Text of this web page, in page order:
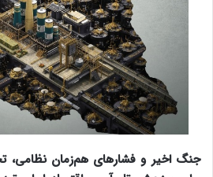
جنگ اخیر و فشارهای هم‌زمان نظامی،